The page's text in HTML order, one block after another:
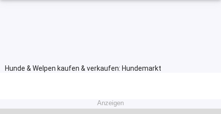
Hunde & Welpen kaufen & verkaufen: Hundemarkt
Anzeigen